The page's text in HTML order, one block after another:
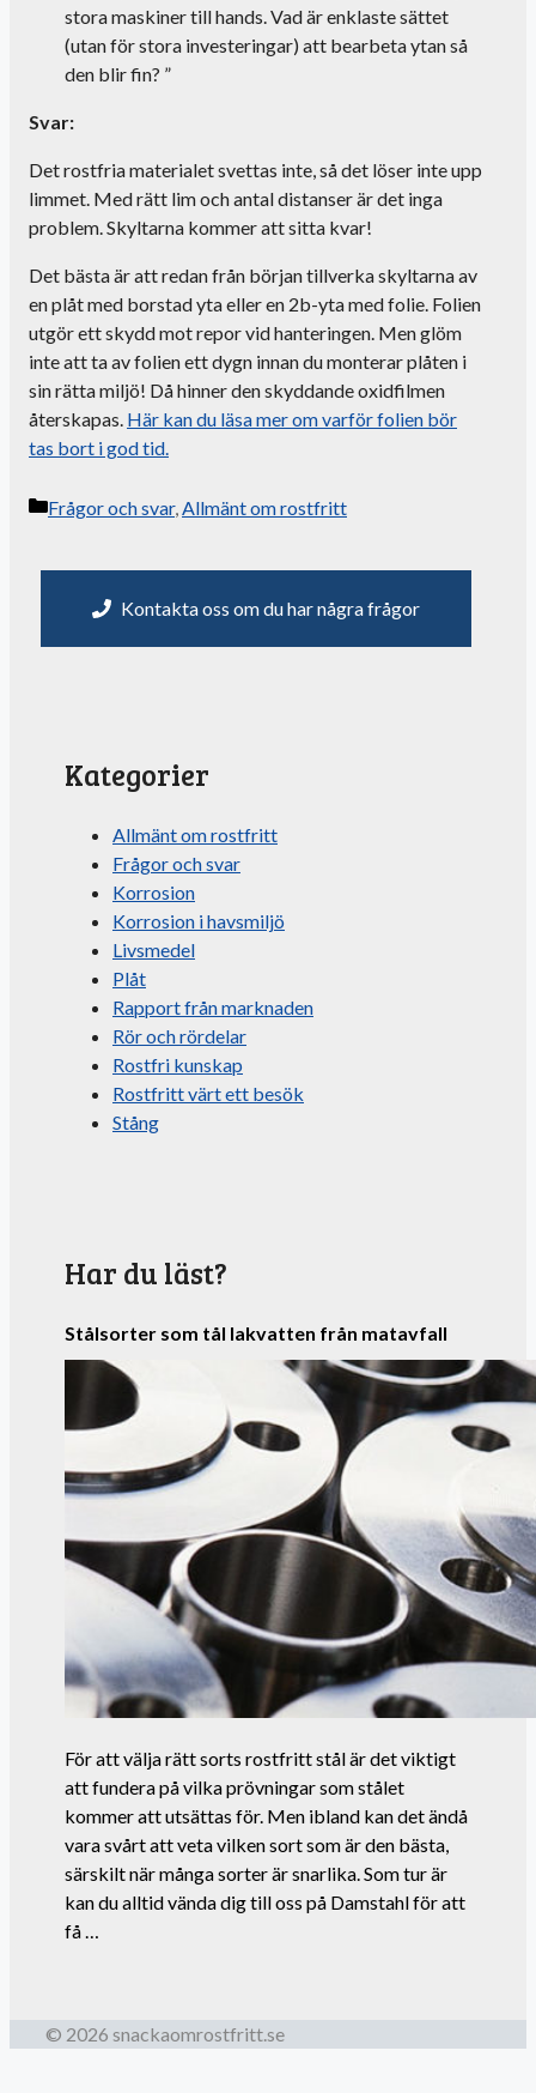
stora maskiner till hands. Vad är enklaste sättet
(utan för stora investeringar) att bearbeta ytan så
den blir fin? ”
Svar:
Det rostfria materialet svettas inte, så det löser inte upp
limmet. Med rätt lim och antal distanser är det inga
problem. Skyltarna kommer att sitta kvar!
Det bästa är att redan från början tillverka skyltarna av
en plåt med borstad yta eller en 2b-yta med folie. Folien
utgör ett skydd mot repor vid hanteringen. Men glöm
inte att ta av folien ett dygn innan du monterar plåten i
sin rätta miljö! Då hinner den skyddande oxidfilmen
återskapas. Här kan du läsa mer om varför folien bör
tas bort i god tid.
Kategorier
Frågor och svar, Allmänt om rostfritt
Kontakta oss om du har några frågor
Kategorier
Allmänt om rostfritt
Frågor och svar
Korrosion
Korrosion i havsmiljö
Livsmedel
Plåt
Rapport från marknaden
Rör och rördelar
Rostfri kunskap
Rostfritt värt ett besök
Stång
Har du läst?
Stålsorter som tål lakvatten från matavfall
För att välja rätt sorts rostfritt stål är det viktigt
att fundera på vilka prövningar som stålet
kommer att utsättas för. Men ibland kan det ändå
vara svårt att veta vilken sort som är den bästa,
särskilt när många sorter är snarlika. Som tur är
kan du alltid vända dig till oss på Damstahl för att
få …
© 2026 snackaomrostfritt.se